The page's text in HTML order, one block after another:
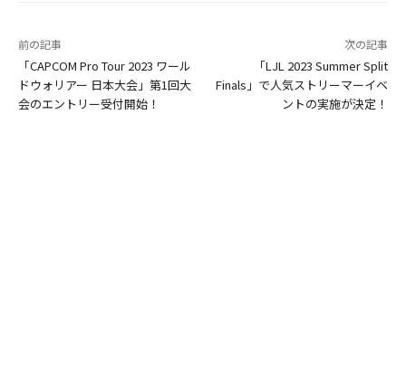
前の記事
「CAPCOM Pro Tour 2023 ワール
ドウォリアー 日本大会」第1回大
会のエントリー受付開始！
次の記事
「LJL 2023 Summer Split
Finals」で人気ストリーマーイベ
ントの実施が決定！